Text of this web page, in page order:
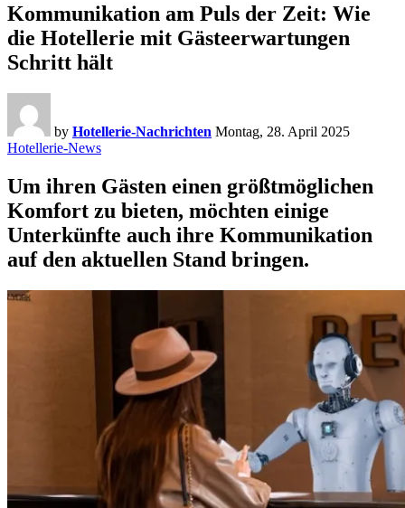
Kommunikation am Puls der Zeit: Wie
die Hotellerie mit Gästeerwartungen
Schritt hält
by Hotellerie-Nachrichten Montag, 28. April 2025
Hotellerie-News
Um ihren Gästen einen größtmöglichen
Komfort zu bieten, möchten einige
Unterkünfte auch ihre Kommunikation
auf den aktuellen Stand bringen.